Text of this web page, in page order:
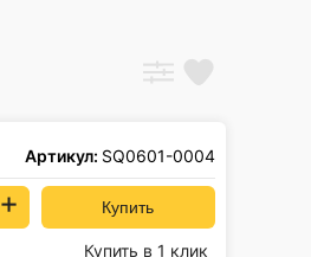
Артикул: SQ0601-0004
+
Купить в 1 клик